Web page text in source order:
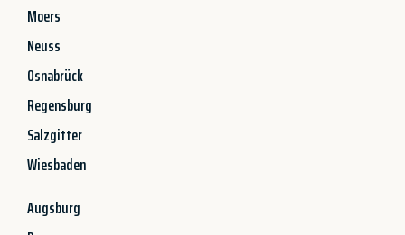
Moers
Neuss
Osnabrück
Regensburg
Salzgitter
Wiesbaden
Augsburg